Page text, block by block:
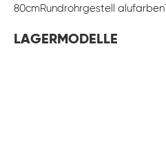
80cmRundrohrgestell
LAGERMODELLE